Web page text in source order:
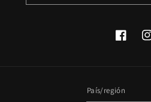
País/región